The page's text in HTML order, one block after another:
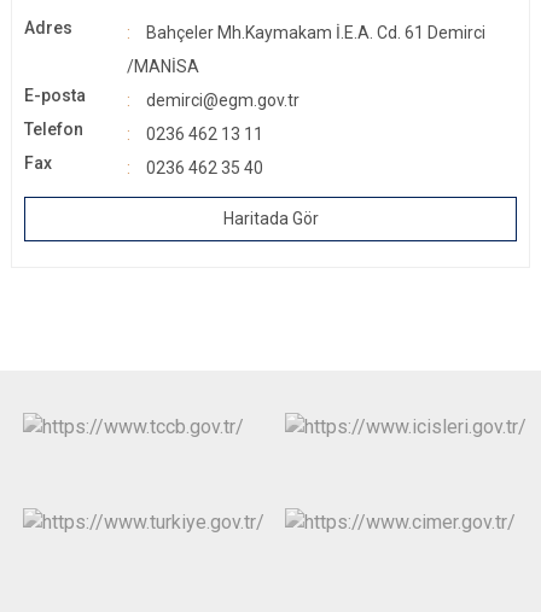
Adres
Bahçeler Mh.Kaymakam İ.E.A. Cd. 61 Demirci
/MANİSA
E-posta
demirci@egm.gov.tr
Telefon
0236 462 13 11
Fax
0236 462 35 40
Haritada Gör